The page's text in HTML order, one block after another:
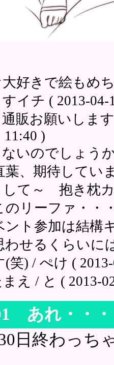
大好きで絵もめ
イチ ( 2013-04-
販お願いしま
11:40 )
ないのでしょう
、期待してい
して～ 抱き枕
リーファ・・
ント参加は結構
わせるくらい
笑) / ぺけ (
え / と ( 2013-
あれ・・
日終わっち